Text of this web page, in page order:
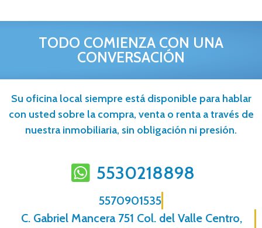
TODO COMIENZA CON UNA
CONVERSACIÓN
Su oficina local siempre está disponible para hablar
con usted sobre la compra, venta o renta a través de
nuestra inmobiliaria, sin obligación ni presión.
5530218898
5570901535
C. Gabriel Mancera 751 Col. del Valle Centro,